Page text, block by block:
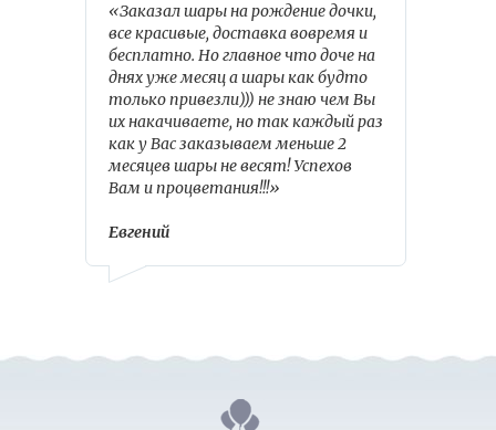
«Заказал шары на рождение дочки,
все красивые, доставка вовремя и
бесплатно. Но главное что доче на
днях уже месяц а шары как будто
только привезли))) не знаю чем Вы
их накачиваете, но так каждый раз
как у Вас заказываем меньше 2
месяцев шары не весят! Успехов
Вам и процветания!!!»
Евгений